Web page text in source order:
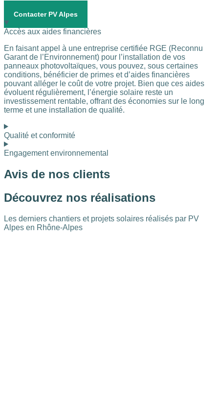
Contacter PV Alpes
Accès aux aides financières
En faisant appel à une entreprise certifiée RGE (Reconnu
Garant de l’Environnement) pour l’installation de vos
panneaux photovoltaïques, vous pouvez, sous certaines
conditions, bénéficier de primes et d’aides financières
pouvant alléger le coût de votre projet. Bien que ces aides
évoluent régulièrement, l’énergie solaire reste un
investissement rentable, offrant des économies sur le long
terme et une installation de qualité.
Qualité et conformité
Engagement environnemental
Avis de nos clients
Découvrez nos réalisations
Les derniers chantiers et projets solaires réalisés par PV
Alpes en Rhône-Alpes